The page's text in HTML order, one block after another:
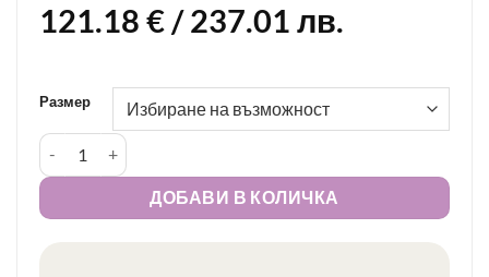
121.18 €/ 237.01 лв.
Размер
количество за Пуловер Сузана в коледно синьо
ДОБАВИ В КОЛИЧКА